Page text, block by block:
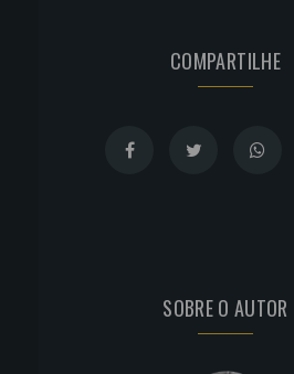
COMPARTILHE
SOBRE O AUTOR